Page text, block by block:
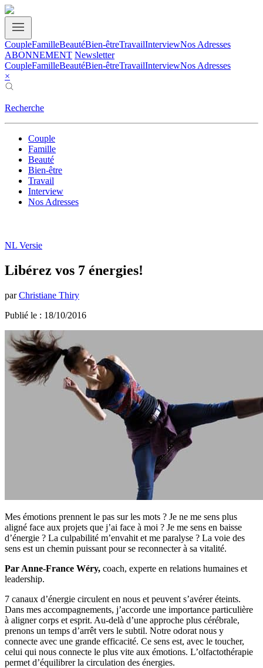
CoupleFamilleBeautéBien-êtreTravailInterviewNos Adresses
ABONNEMENT Newsletter
CoupleFamilleBeautéBien-êtreTravailInterviewNos Adresses
×
Recherche
Couple
Famille
Beauté
Bien-être
Travail
Interview
Nos Adresses
NL Versie
Libérez vos 7 énergies!
par Christiane Thiry
Publié le : 18/10/2016
Mes émotions prennent le pas sur les mots ? Je ne me sens plus
aligné face aux projets que j’ai face à moi ? Je me sens en baisse
d’énergie ? La culpabilité m’envahit et me paralyse ? La voie des
sens est un chemin puissant pour se reconnecter à sa vitalité.
Par Anne-France Wéry, coach, experte en relations humaines et
leadership.
7 canaux d’énergie circulent en nous et peuvent s’avérer éteints.
Dans mes accompagnements, j’accorde une importance particulière
à aligner corps et esprit. Au-delà d’une approche plus cérébrale,
prenons un temps d’arrêt vers le subtil. Notre odorat nous y
connecte avec une grande efficacité. Ce sens est, avec le toucher,
celui qui nous connecte le plus vite aux émotions. L’olfactothérapie
permet d’équilibrer la circulation des énergies.